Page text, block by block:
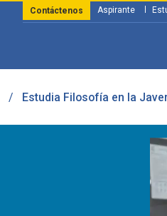
Aspirante
Contáctenos
Estudia Filosofía en la